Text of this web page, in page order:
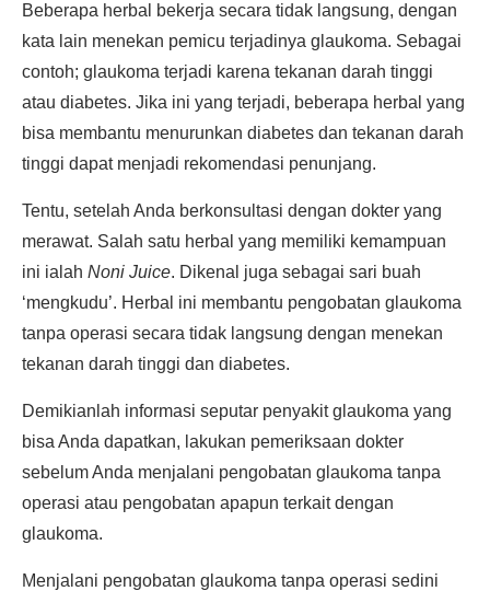
Beberapa herbal bekerja secara tidak langsung, dengan
kata lain menekan pemicu terjadinya glaukoma. Sebagai
contoh; glaukoma terjadi karena tekanan darah tinggi
atau diabetes. Jika ini yang terjadi, beberapa herbal yang
bisa membantu menurunkan diabetes dan tekanan darah
tinggi dapat menjadi rekomendasi penunjang.
Tentu, setelah Anda berkonsultasi dengan dokter yang
merawat. Salah satu herbal yang memiliki kemampuan
ini ialah Noni Juice. Dikenal juga sebagai sari buah
‘mengkudu’. Herbal ini membantu pengobatan glaukoma
tanpa operasi secara tidak langsung dengan menekan
tekanan darah tinggi dan diabetes.
Demikianlah informasi seputar penyakit glaukoma yang
bisa Anda dapatkan, lakukan pemeriksaan dokter
sebelum Anda menjalani pengobatan glaukoma tanpa
operasi atau pengobatan apapun terkait dengan
glaukoma.
Menjalani pengobatan glaukoma tanpa operasi sedini